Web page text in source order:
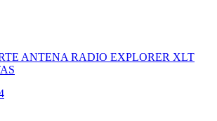
ANTENA RADIO EXPLORER XLT